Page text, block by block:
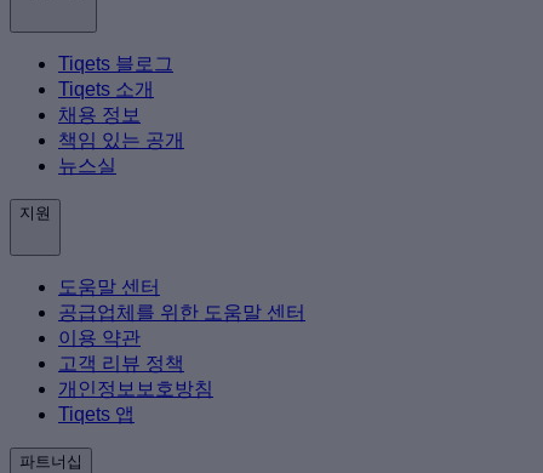
Tiqets 블로그
Tiqets 소개
채용 정보
책임 있는 공개
뉴스실
지원
도움말 센터
공급업체를 위한 도움말 센터
이용 약관
고객 리뷰 정책
개인정보보호방침
Tiqets 앱
파트너십